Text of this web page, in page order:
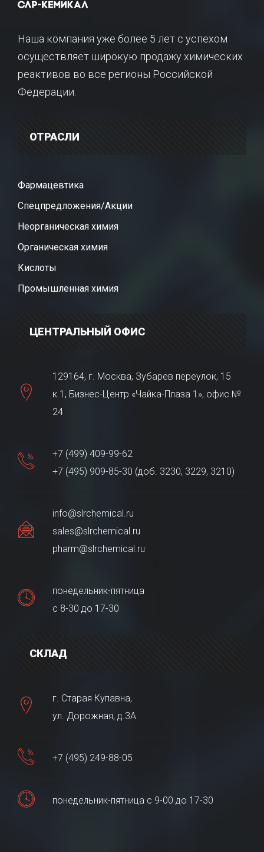
Наша компания уже более 5 лет с успехом
осуществляет широкую продажу химических
реактивов во все регионы Российской
Федерации.
ОТРАСЛИ
Фармацевтика
Спецпредложения/Акции
Неорганическая химия
Органическая химия
Кислоты
Промышленная химия
ЦЕНТРАЛЬНЫЙ ОФИС
129164, г. Москва, Зубарев переулок, 15
к.1, Бизнес-Центр «Чайка-Плаза 1», офис №
24
+7 (499) 409-99-62
+7 (495) 909-85-30 (доб. 3230, 3229, 3210)
info@slrchemical.ru
sales@slrchemical.ru
pharm@slrchemical.ru
понедельник-пятница
с 8-30 до 17-30
СКЛАД
г. Старая Купавна,
ул. Дорожная, д.3А
+7 (495) 249-88-05
понедельник-пятница с 9-00 до 17-30